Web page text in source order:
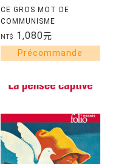
CE GROS MOT DE
COMMUNISME
NT$ 1,080元